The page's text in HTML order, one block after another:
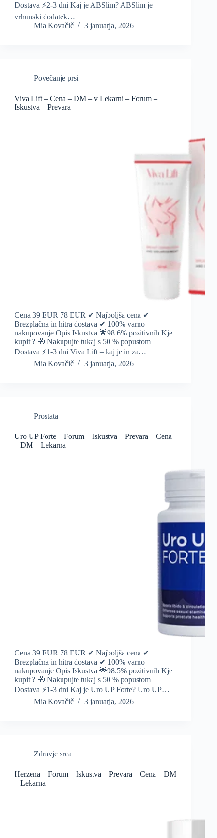
Dostava ⚡️2-3 dni Kaj je ABSlim? ABSlim je
vrhunski dodatek…
Mia Kovačič
3 januarja, 2026
Povečanje prsi
Viva Lift – Cena – DM – v Lekarni – Forum –
Iskustva – Prevara
Cena 39 EUR 78 EUR ✔ Najboljša cena ✔
Brezplačna in hitra dostava ✔ 100% varno
nakupovanje Opis Iskustva 🌟98.6% pozitivnih Kje
kupiti? 🎁 Nakupujte tukaj s 50 % popustom
Dostava ⚡️1-3 dni Viva Lift – kaj je in za…
Mia Kovačič
3 januarja, 2026
Prostata
Uro UP Forte – Forum – Iskustva – Prevara – Cena
– DM – Lekarna
Cena 39 EUR 78 EUR ✔ Najboljša cena ✔
Brezplačna in hitra dostava ✔ 100% varno
nakupovanje Opis Iskustva 🌟98.5% pozitivnih Kje
kupiti? 🎁 Nakupujte tukaj s 50 % popustom
Dostava ⚡️1-3 dni Kaj je Uro UP Forte? Uro UP…
Mia Kovačič
3 januarja, 2026
Zdravje srca
Herzena – Forum – Iskustva – Prevara – Cena – DM
– Lekarna